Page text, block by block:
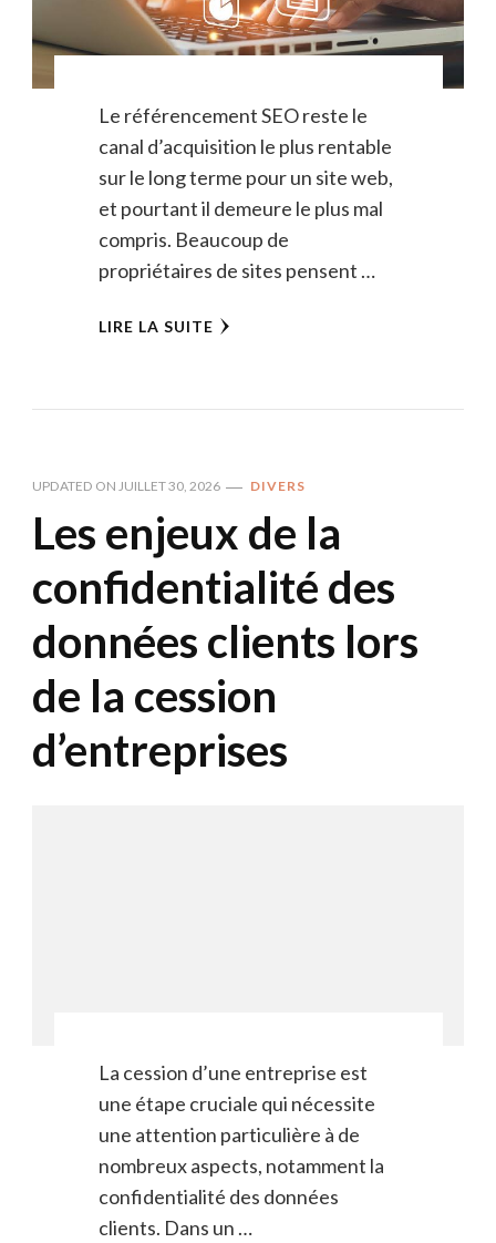
Le référencement SEO reste le
canal d’acquisition le plus rentable
sur le long terme pour un site web,
et pourtant il demeure le plus mal
compris. Beaucoup de
propriétaires de sites pensent …
LIRE LA SUITE
UPDATED ON JUILLET 30, 2026 DIVERS
Les enjeux de la
confidentialité des
données clients lors
de la cession
d’entreprises
La cession d’une entreprise est
une étape cruciale qui nécessite
une attention particulière à de
nombreux aspects, notamment la
confidentialité des données
clients. Dans un …